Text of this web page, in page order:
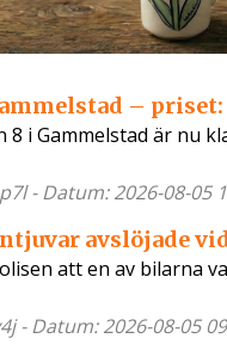
–
i Gammelstad är nu
- Datum: 2026-08-05
avslöjade
att en av bilarna
- Datum: 2026-08-05